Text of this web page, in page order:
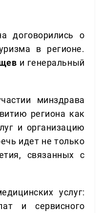
договорились о
в регионе.
и генеральный
минздрава
региона как
и организацию
идет не только
связанных с
услуг:
и сервисного